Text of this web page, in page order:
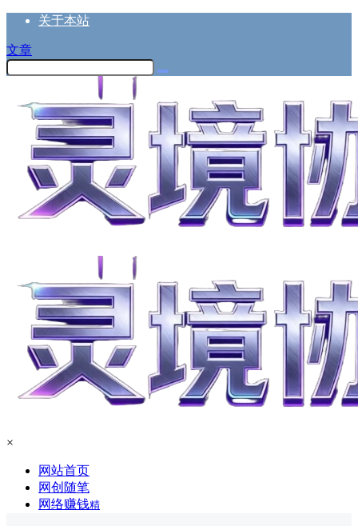
关于本站
文章
×
网站首页
网创随笔
网络赚钱精